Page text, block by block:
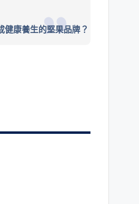
康養生的堅果品牌？